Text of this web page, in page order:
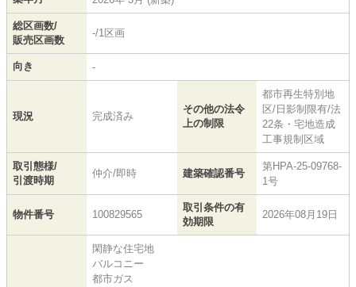
総区画数/
販売区画数
-/1区画
向き -
現況 完成済み
その他の法令
上の制限
都市再生特別地
区/日影制限有/法
22条・宅地造成
工事規制区域
取引態様/
引渡時期
仲介/即時 建築確認番号
第HPA-25-09768-
1号
物件番号 100829565
取引条件の有
効期限
2026年08月19日
閑静な住宅地
バルコニー
都市ガス